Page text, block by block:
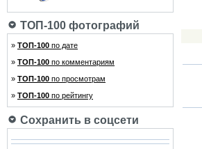
ТОП-100 фотографий
» ТОП-100 по дате
» ТОП-100 по комментариям
» ТОП-100 по просмотрам
» ТОП-100 по рейтингу
Сохранить в соцсети